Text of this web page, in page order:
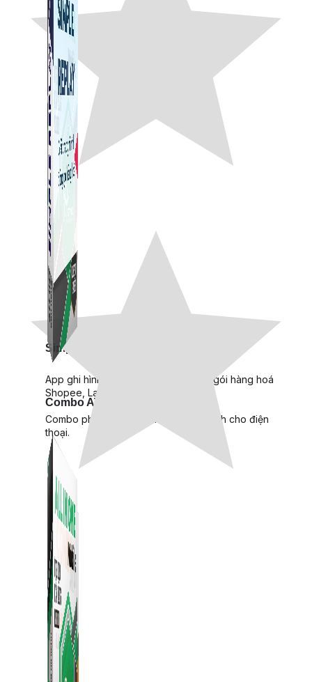
Combo ATP Mobile
Combo phần mềm mềm Marketing dành cho điện
thoại.
Simple Replay
App ghi hình tự động quy trình đóng gói hàng hoá
Shopee, Lazada, Tiktokshop